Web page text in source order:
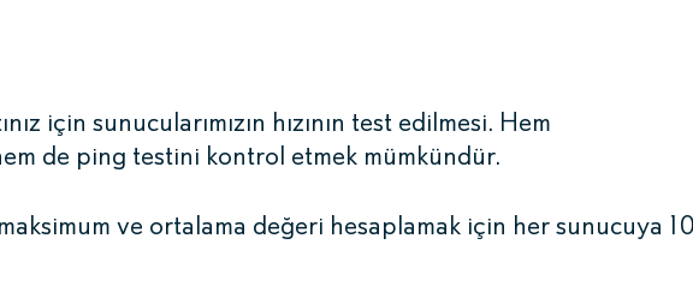
için sunucularımızın hızının test edilmesi. Hem
de ping testini kontrol etmek mümkündür.
ve ortalama değeri hesaplamak için her sunucuya